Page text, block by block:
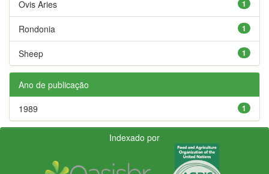
1
Ovis Aries
1
Rondonia
1
Sheep
Ano de publicação
1
1989
Indexado por